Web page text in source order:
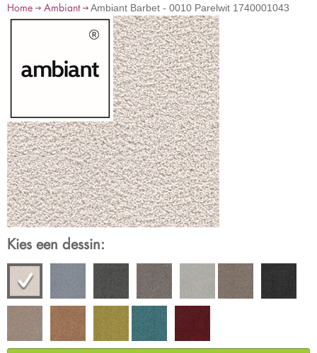
Home Ambiant Ambiant Barbet - 0010 Parelwit 1740001043
Kies een dessin: